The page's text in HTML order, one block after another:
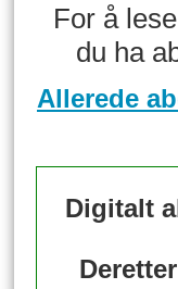
For å
du ha
Allerede
Digitalt